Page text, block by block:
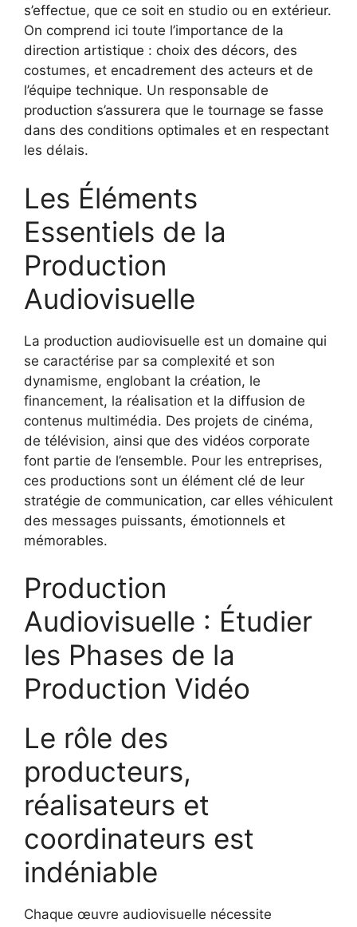
s’effectue, que ce soit en studio ou en extérieur.
On comprend ici toute l’importance de la
direction artistique : choix des décors, des
costumes, et encadrement des acteurs et de
l’équipe technique. Un responsable de
production s’assurera que le tournage se fasse
dans des conditions optimales et en respectant
les délais.
Les Éléments
Essentiels de la
Production
Audiovisuelle
La production audiovisuelle est un domaine qui
se caractérise par sa complexité et son
dynamisme, englobant la création, le
financement, la réalisation et la diffusion de
contenus multimédia. Des projets de cinéma,
de télévision, ainsi que des vidéos corporate
font partie de l’ensemble. Pour les entreprises,
ces productions sont un élément clé de leur
stratégie de communication, car elles véhiculent
des messages puissants, émotionnels et
mémorables.
Production
Audiovisuelle : Étudier
les Phases de la
Production Vidéo
Le rôle des
producteurs,
réalisateurs et
coordinateurs est
indéniable
Chaque œuvre audiovisuelle nécessite